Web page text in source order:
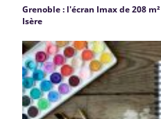
Grenoble : l'écran Imax de 208
Isère